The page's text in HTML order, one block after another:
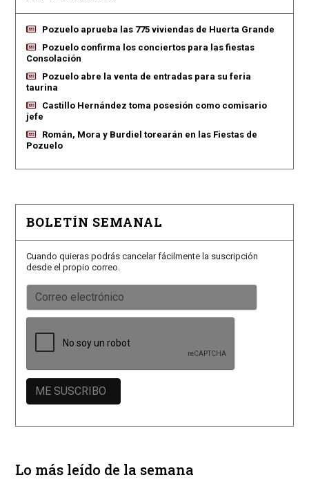
Pozuelo aprueba las 775 viviendas de Huerta Grande
Pozuelo confirma los conciertos para las fiestas
Consolación
Pozuelo abre la venta de entradas para su feria
taurina
Castillo Hernández toma posesión como comisario
jefe
Román, Mora y Burdiel torearán en las Fiestas de
Pozuelo
BOLETÍN SEMANAL
Cuando quieras podrás cancelar fácilmente la suscripción
desde el propio correo.
Lo más leído de la semana